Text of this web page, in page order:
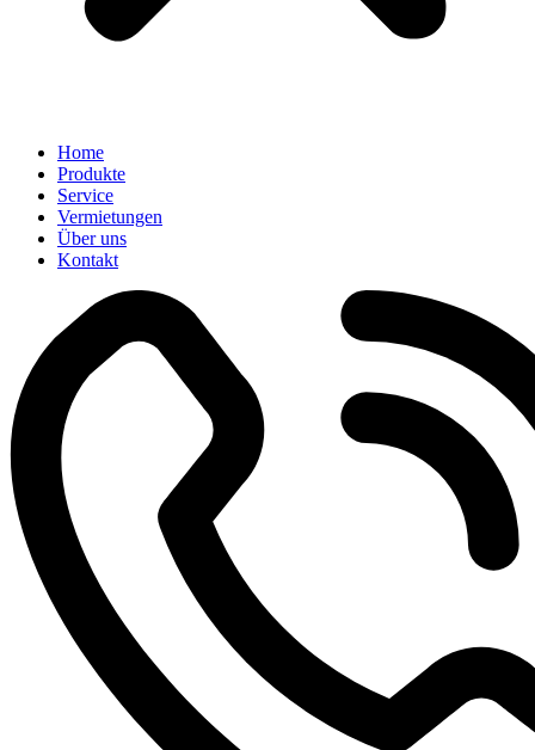
Home
Produkte
Service
Vermietungen
Über uns
Kontakt